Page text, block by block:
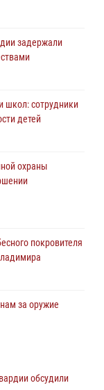
задержали
школ: сотрудники
детей
охраны
покровителя
за оружие
июля 2026 года
обсудили